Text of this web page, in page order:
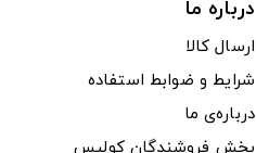
درباره ما
ارسال کالا
شرایط و ضوابط استفاده
درباره‌ی ما
بخش فروشندگان کولیس